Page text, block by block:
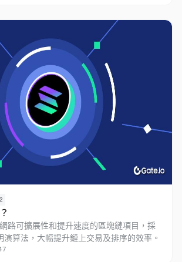
2
路可擴展性和提升速度的區塊鏈項目，採
演算法，大幅提升鏈上交易及排序的效率。